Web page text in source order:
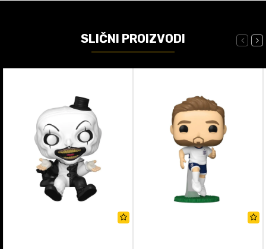
SLIČNI PROIZVODI